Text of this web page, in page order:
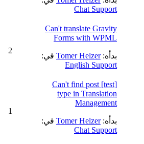
Chat Support
Can't translate Gravity
Forms with WPML
بدأه:Tomer Helzer في:
English Support
2
[test] Can't find post
type in Translation
Management
بدأه:Tomer Helzer في:
Chat Support
1